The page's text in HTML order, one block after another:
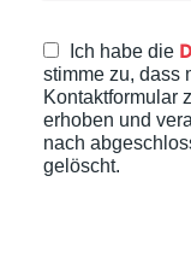
Ich habe die
stimme zu, dass
Kontaktformular
erhoben und
nach
gelöscht.